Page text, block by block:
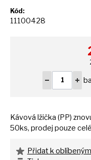
Kód:
11100428
Kávová lžička (PP)
50ks, prodej pouze
Přidat k oblíbeným